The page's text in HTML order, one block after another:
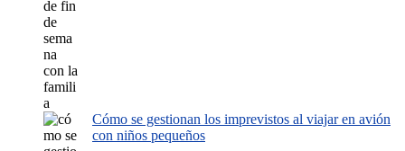
Cómo se gestionan los imprevistos al viajar en avión
con niños pequeños